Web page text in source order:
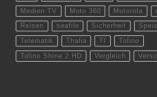
Medion TV Moto 360 Motorola
Reisen seafile Sicherheit
Telematik Thalia Tolino
Tolino Shine 2 HD Vergleich